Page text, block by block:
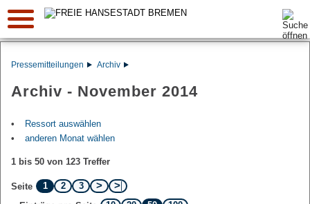
Suche:
Pressemitteilungen Archiv
Archiv - November 2014
Ressort auswählen
anderen Monat wählen
1 bis 50 von 123 Treffer
Seite 1 2
3